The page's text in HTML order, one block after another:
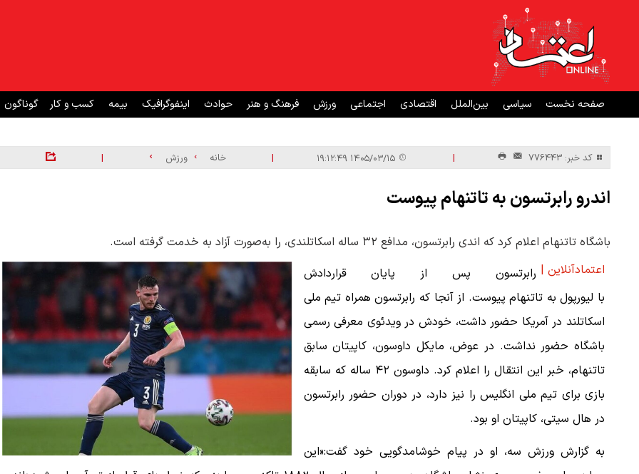
صفحه نخست سیاسی بین‌الملل اقتصادی اجتماعی ورزش فرهنگ و هنر حوادث اینفوگرافیک بیمه کسب و کار گوناگون
کد خبر: 776443 | ۱۴۰۵/۰۳/۱۵ ۱۹:۱۲:۴۹ | خانه ورزش |
اندرو رابرتسون به تاتنهام پیوست
باشگاه تاتنهام اعلام کرد که اندی رابرتسون، مدافع ۳۲ ساله اسکاتلندی، را به‌صورت آزاد به خدمت گرفته است.
اعتمادآنلاین | رابرتسون پس از پایان قراردادش
با لیورپول به تاتنهام پیوست. از آنجا که رابرتسون همراه تیم ملی
اسکاتلند در آمریکا حضور داشت، خودش در ویدئوی معرفی رسمی
باشگاه حضور نداشت. در عوض، مایکل داوسون، کاپیتان سابق
تاتنهام، خبر این انتقال را اعلام کرد. داوسون ۴۲ ساله که سابقه
بازی برای تیم ملی انگلیس را نیز دارد، در دوران حضور رابرتسون
در هال سیتی، کاپیتان او بود.
به گزارش ورزش سه، او در پیام خوشامدگویی خود گفت:«این